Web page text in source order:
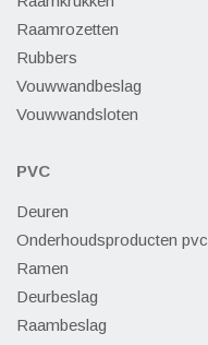
Raamrozetten
Rubbers
Vouwwandbeslag
Vouwwandsloten
PVC
Deuren
Onderhoudsproducten pvc
Ramen
Deurbeslag
Raambeslag